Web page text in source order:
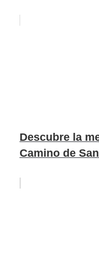
Descubre la
Camino de